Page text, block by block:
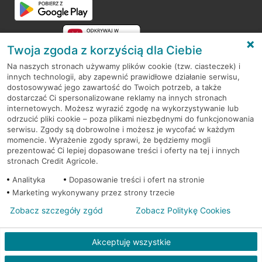
RODO
Regulamin serwisu
Mapa serwisu
PolitykaCookies
© 2026 Credit Agricole Bank Polska S.A. Wszelkie prawa zastrzeżone
Twoja zgoda z korzyścią dla Ciebie
Na naszych stronach używamy plików cookie (tzw. ciasteczek) i
innych technologii, aby zapewnić prawidłowe działanie serwisu,
dostosowywać jego zawartość do Twoich potrzeb, a także
dostarczać Ci spersonalizowane reklamy na innych stronach
internetowych. Możesz wyrazić zgodę na wykorzystywanie lub
odrzucić pliki cookie – poza plikami niezbędnymi do funkcjonowania
serwisu. Zgody są dobrowolne i możesz je wycofać w każdym
momencie. Wyrażenie zgody sprawi, że będziemy mogli
prezentować Ci lepiej dopasowane treści i oferty na tej i innych
stronach Credit Agricole.
Analityka
Dopasowanie treści i ofert na stronie
Marketing wykonywany przez strony trzecie
Akceptuję wszystkie
Zobacz szczegóły zgód Zobacz Politykę Cookies